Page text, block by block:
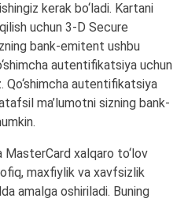
kerak bo‘ladi. Kartani
uchun 3-D Secure
bank-emitent ushbu
autentifikatsiya uchun
Qo‘shimcha autentifikatsiya
ma’lumotni sizning bank-
MasterCard xalqaro to‘lov
maxfiylik va xavfsizlik
amalga oshiriladi. Buning